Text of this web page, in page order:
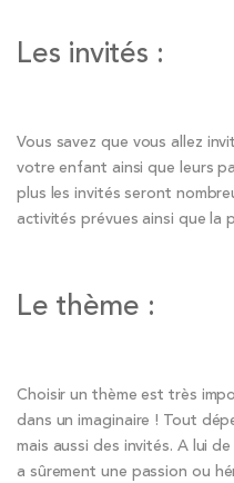
Les invités :
Vous savez que vous allez
votre enfant ainsi que leurs
plus les invités seront
activités prévues ainsi que la
Le thème :
Choisir un thème est très
dans un imaginaire ! Tout
mais aussi des invités. A lui
a sûrement une passion ou